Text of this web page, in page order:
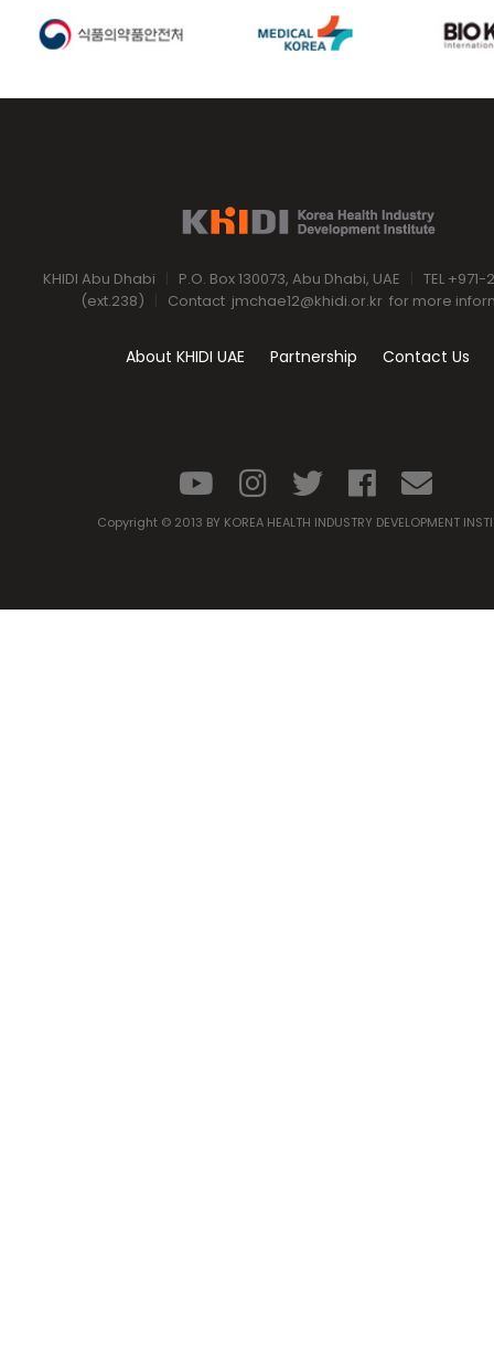
KHIDI Abu Dhabi P.O. Box 130073, Abu Dhabi, UAE
TEL
(ext.238)
Contact jmchae12@khidi.or.krfor more
About KHIDI UAE Partnership Contact Us
Copyright © 2013 BY KOREA HEALTH INDUSTRY DEVELOPMENT